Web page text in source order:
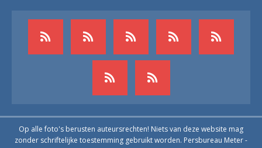
Op alle foto's berusten auteursrechten! Niets van deze website mag
zonder schriftelijke toestemming gebruikt worden. Persbureau Meter -